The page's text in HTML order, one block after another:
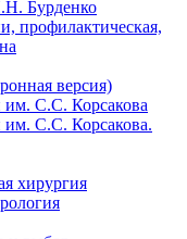
Бурденко
профилактическая,
версия)
им. С.С. Корсакова
С.С. Корсакова.
хирургия